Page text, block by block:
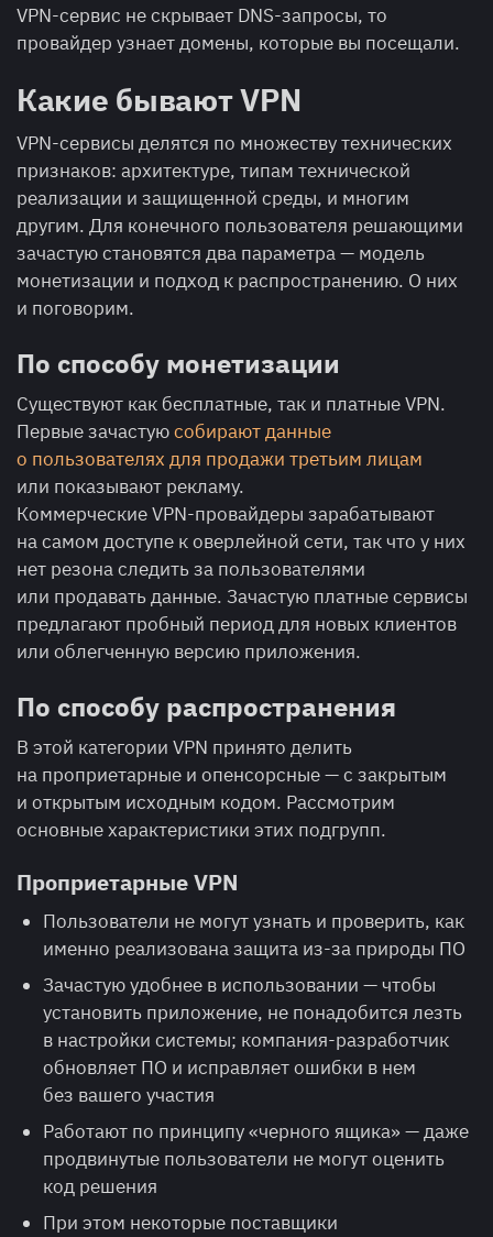
VPN-сервис не скрывает DNS-запросы, то
провайдер узнает домены, которые вы посещали.
Какие бывают VPN
VPN-сервисы делятся по множеству технических
признаков: архитектуре, типам технической
реализации и защищенной среды, и многим
другим. Для конечного пользователя решающими
зачастую становятся два параметра — модель
монетизации и подход к распространению. О них
и поговорим.
По способу монетизации
Существуют как бесплатные, так и платные VPN.
Первые зачастуюсобирают данные
о пользователях для продажи третьим лицам
или показывают рекламу.
Коммерческие VPN-провайдеры зарабатывают
на самом доступе к оверлейной сети, так что у них
нет резона следить за пользователями
или продавать данные. Зачастую платные сервисы
предлагают пробный период для новых клиентов
или облегченную версию приложения.
По способу распространения
В этой категории VPN принято делить
на проприетарные и опенсорсные — с закрытым
и открытым исходным кодом. Рассмотрим
основные характеристики этих подгрупп.
Проприетарные VPN
Пользователи не могут узнать и проверить, как
именно реализована защита из-за природы ПО
Зачастую удобнее в использовании — чтобы
установить приложение, не понадобится лезть
в настройки системы; компания-разработчик
обновляет ПО и исправляет ошибки в нем
без вашего участия
Работают по принципу «черного ящика» — даже
продвинутые пользователи не могут оценить
код решения
При этом некоторые поставщики